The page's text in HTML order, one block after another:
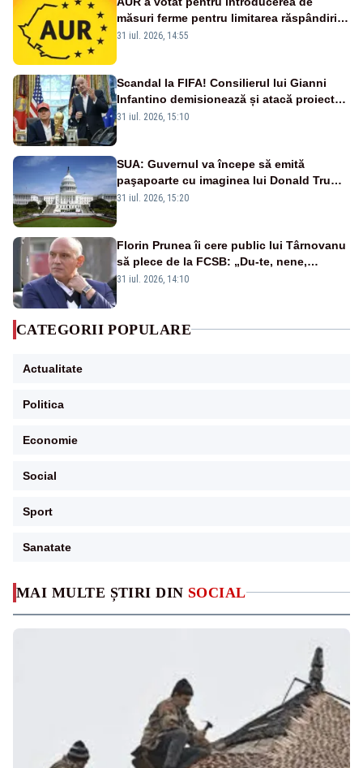
MAI MULTE ȘTIRI DIN SOCIAL
măsuri ferme pentru limitarea răspândirii
virusului pestei porcine africane
31 iul. 2026, 14:55
Scandal la FIFA! Consilierul lui Gianni
Infantino demisionează și atacă proiectul
privind investitorii străini
31 iul. 2026, 15:10
SUA: Guvernul va începe să emită
paşapoarte cu imaginea lui Donald Trump
începând cu 8 august
31 iul. 2026, 15:20
Florin Prunea îi cere public lui Târnovanu
să plece de la FCSB: „Du-te, nene,
învârtindu-te!”
31 iul. 2026, 14:10
CATEGORII POPULARE
Actualitate
Politica
Economie
Social
Sport
Sanatate